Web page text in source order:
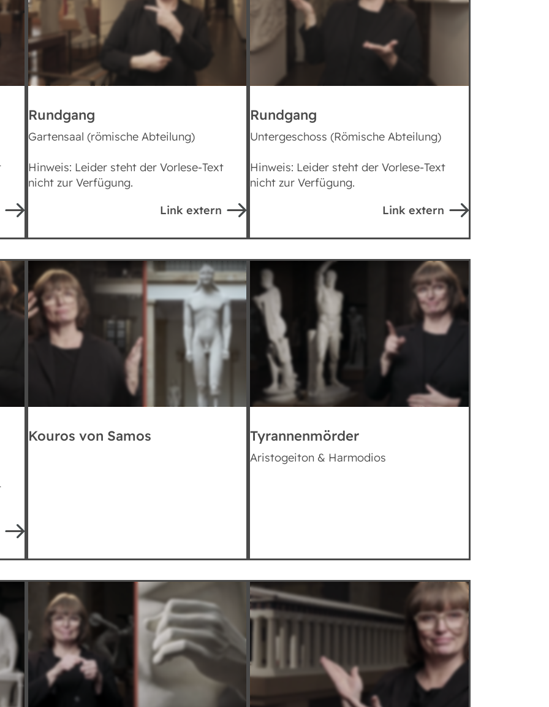
Rundgang
Gartensaal (römische Abteilung)
Hinweis: Leider steht der Vorlese-Text
nicht zur Verfügung.
Link extern
Rundgang
Untergeschoss (Römische Abteilung)
Hinweis: Leider steht der Vorlese-Text
nicht zur Verfügung.
Link extern
Kouros von Samos Tyrannenmörder
Aristogeiton & Harmodios